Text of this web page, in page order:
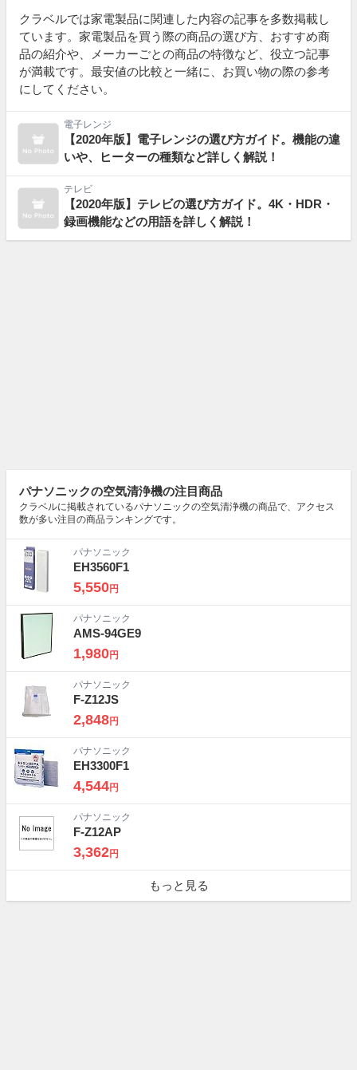
クラベルでは家電製品に関連した内容の記事を多数掲載し
ています。家電製品を買う際の商品の選び方、おすすめ商
品の紹介や、メーカーごとの商品の特徴など、役立つ記事
が満載です。最安値の比較と一緒に、お買い物の際の参考
にしてください。
電子レンジ
【2020年版】電子レンジの選び方ガイド。機能の違
いや、ヒーターの種類など詳しく解説！
テレビ
【2020年版】テレビの選び方ガイド。4K・HDR・
録画機能などの用語を詳しく解説！
パナソニックの空気清浄機の注目商品
クラベルに掲載されているパナソニックの空気清浄機の商品で、アクセス
数が多い注目の商品ランキングです。
パナソニック
EH3560F1
5,550円
パナソニック
AMS-94GE9
1,980円
パナソニック
F-Z12JS
2,848円
パナソニック
EH3300F1
4,544円
パナソニック
F-Z12AP
3,362円
もっと見る